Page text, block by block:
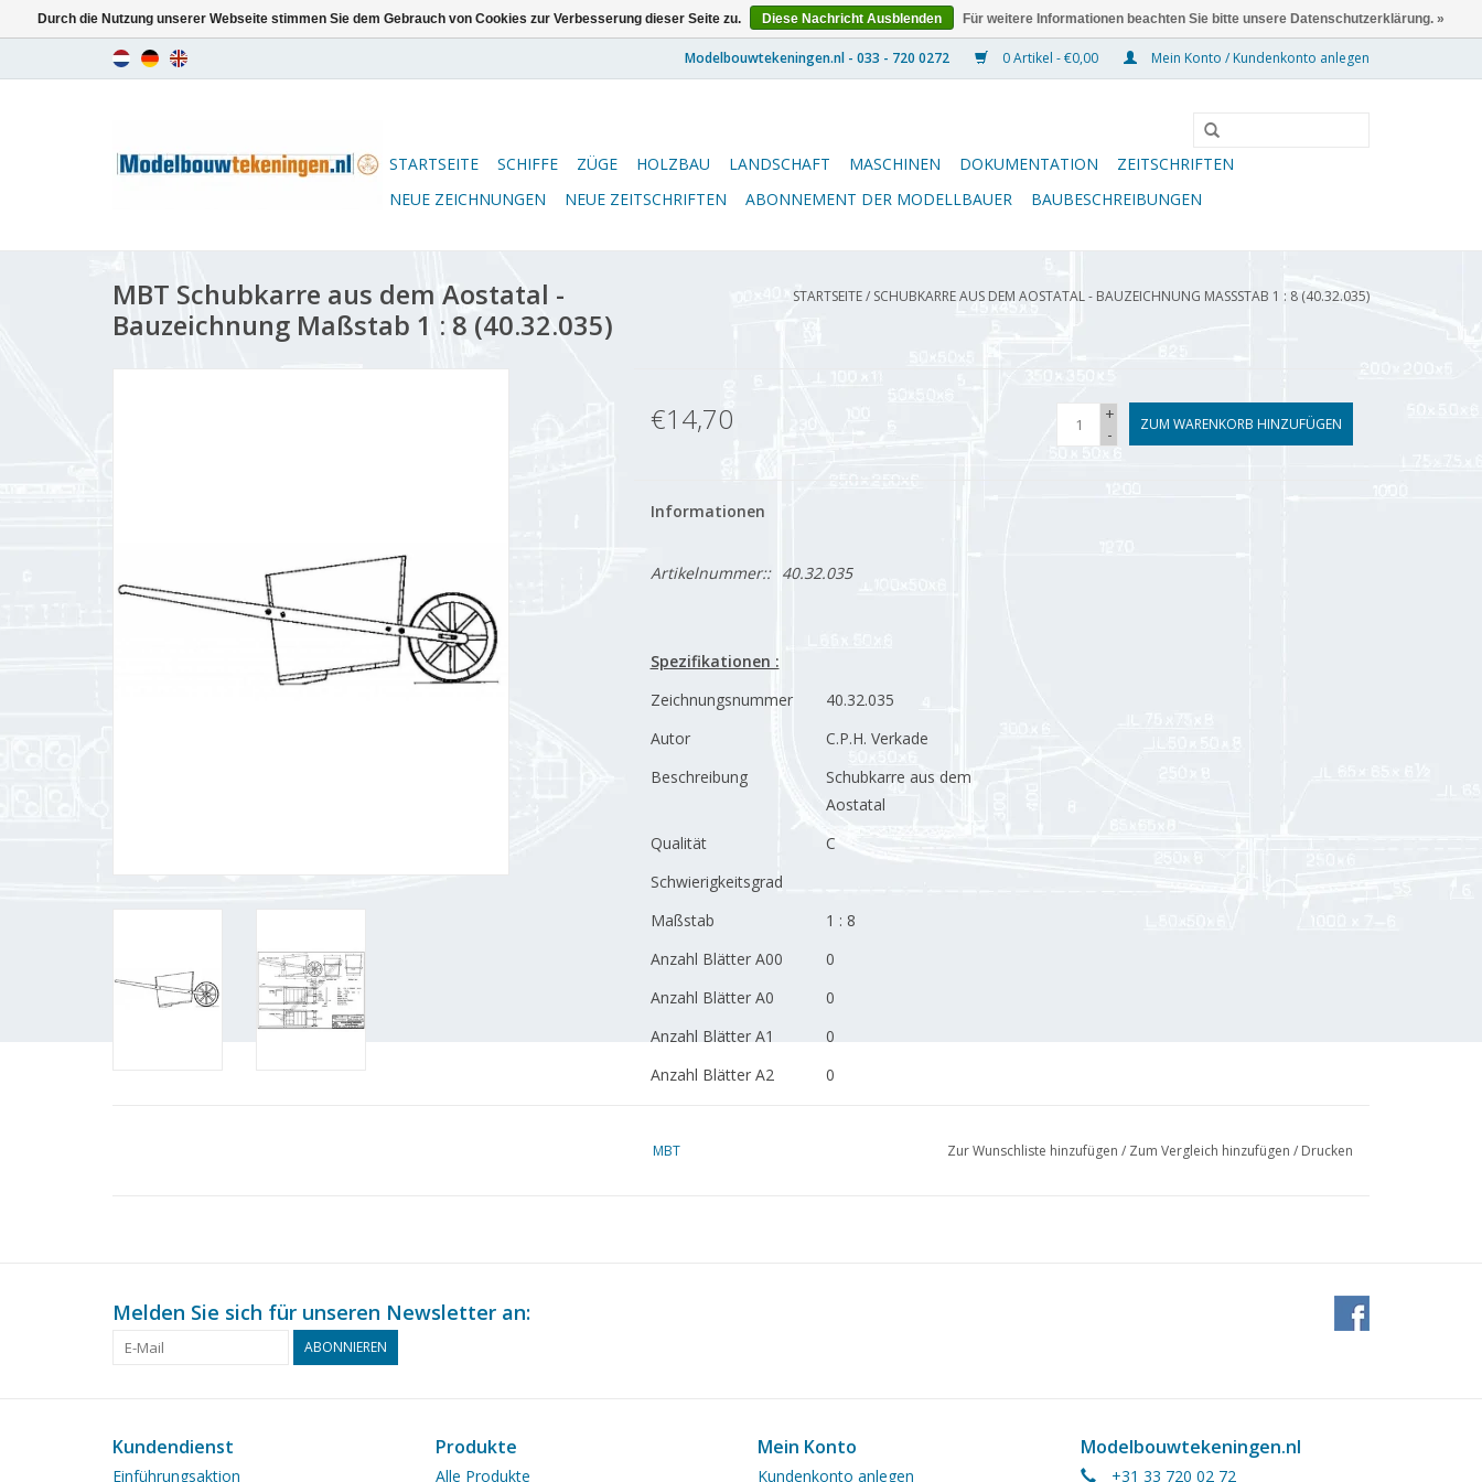
0 Artikel - €0,00 Mein Konto / Kundenkonto anlegen
STARTSEITE SCHIFFE ZÜGE HOLZBAU LANDSCHAFT MASCHINEN DOKUMENTATION
ZEITSCHRIFTEN
NEUE ZEICHNUNGEN
NEUE ZEITSCHRIFTEN ABONNEMENT DER MODELLBAUER BAUBESCHREIBUNGEN
MBT Schubkarre aus dem Aostatal -
Bauzeichnung Maßstab 1 : 8 (40.32.035)
STARTSEITE/ SCHUBKARRE AUS DEM AOSTATAL - BAUZEICHNUNG MASSSTAB 1 : 8 (40.32.035)
€14,70
+
-
ZUM WARENKORB HINZUFÜGEN
Informationen
Artikelnummer:: 40.32.035
Spezifikationen :
Zeichnungsnummer
40.32.035
Autor
C.P.H. Verkade
Beschreibung
Schubkarre aus dem
Aostatal
Qualität
C
Schwierigkeitsgrad
Maßstab
1 : 8
Anzahl Blätter A00
0
Anzahl Blätter A0
0
Anzahl Blätter A1
0
Anzahl Blätter A2
0
Anzahl Blätter A4
MBT Zur Wunschliste hinzufügen / Zum Vergleich hinzufügen / Drucken
Melden Sie sich für unseren Newsletter an:
ABONNIEREN
Kundendienst
Einführungsaktion
Produkte
Alle Produkte
Mein Konto
Kundenkonto anlegen
Modelbouwtekeningen.nl
+31 33 720 02 72
Durch die Nutzung unserer Webseite stimmen Sie dem Gebrauch von Cookies zur Verbesserung dieser Seite zu. Diese Nachricht Ausblenden Für weitere Informationen beachten Sie bitte unsere Datenschutzerklärung. »